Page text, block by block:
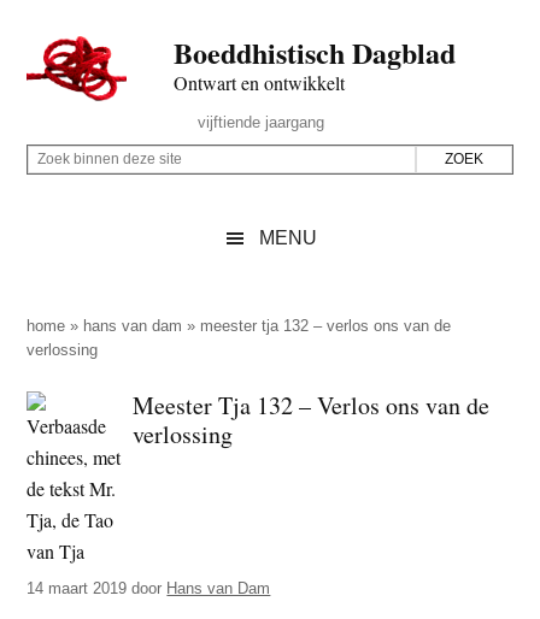
naar
de
inhoud
secondary
naar
de
sidebar
naar
de
Boeddhistisch Dagblad
Ontwart en ontwikkelt
Rechts
vijftiende jaargang
Z
p
d
e
z
e
s
i
t
e
Z
i
n
e
n
d
e
z
e
s
MENU
home » hans van dam » meester tja 132 – verlos ons van de
verlossing
Meester Tja 132 – Verlos ons van de
verlossing
14 maart 2019 door Hans van Dam